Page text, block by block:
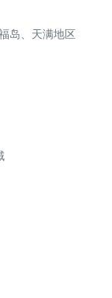
岛、天满地区